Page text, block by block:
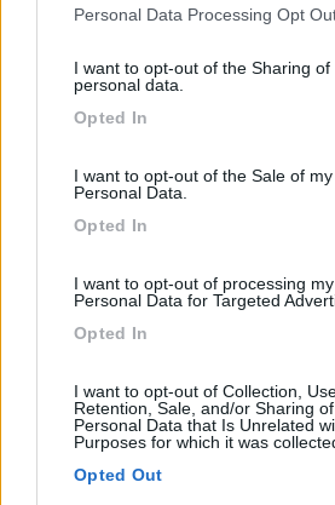
Please note that this website/app uses
not limited to your visit or usage
grant or deny consent to Google and
use your data for below specified
Personal Data Processing Opt
I want to opt-out of the Sharing of
personal data.
Opted In
I want to opt-out of the Sale of my
Personal Data.
Opted In
I want to opt-out of processing my
Personal Data for Targeted
Opted In
I want to opt-out of Collection,
Retention, Sale, and/or Sharing
Personal Data that Is Unrelated
Purposes for which it was
Opted Out
Ai piedi del Monte Novegno, il
dall'ass...
Schio (VI) - 11km